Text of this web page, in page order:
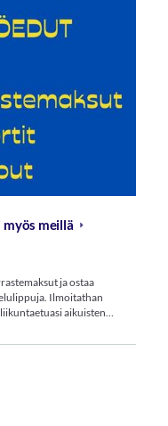
meillä
ja ostaa
Ilmoitathan
aikuisten…